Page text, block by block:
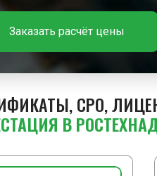
Заказать расчёт цены
СРО,
В